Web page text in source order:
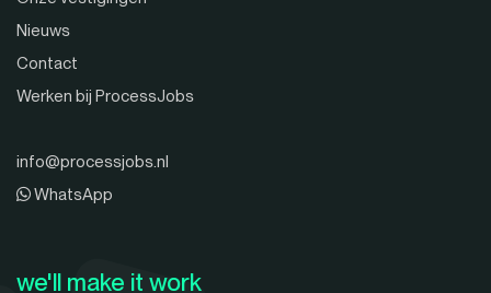
Nieuws
Contact
Werken bij ProcessJobs
info@processjobs.nl
WhatsApp
we'll make it work